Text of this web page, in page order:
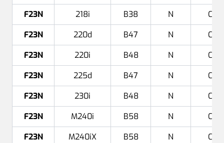
F23N
218i B38 N
Cab
F23N
220d B47 N
Cab
F23N
220i B48 N
Cab
F23N
225d B47 N
Cab
F23N
230i B48 N
Cab
F23N
M240i B58 N
Cab
F23N
M240iX B58 N
Cab